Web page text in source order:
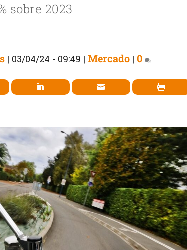
sobre 2023
| 03/04/24 - 09:49 | Mercado | 0